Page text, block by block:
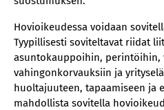
Hovioikeudessa voidaan
Tyypillisesti soviteltavat riidat
asuntokauppoihin, perintöihin,
vahingonkorvauksiin ja
huoltajuuteen, tapaamiseen ja
mahdollista sovitella